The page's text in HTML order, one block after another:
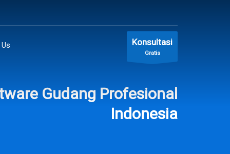
Konsultasi
Gratis
Gudang Profesional
Indonesia